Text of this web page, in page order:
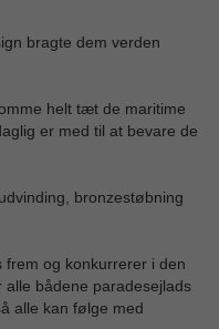
bragte dem verden
helt tæt de maritime
er med til at bevare de
bronzestøbning
og konkurrerer i den
bådene paradesejlads
alle kan følge med